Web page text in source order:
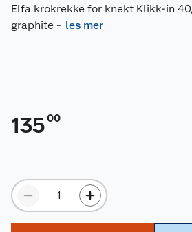
Elfa krokrekke for knekt Klikk-in
graphite - les mer
13500